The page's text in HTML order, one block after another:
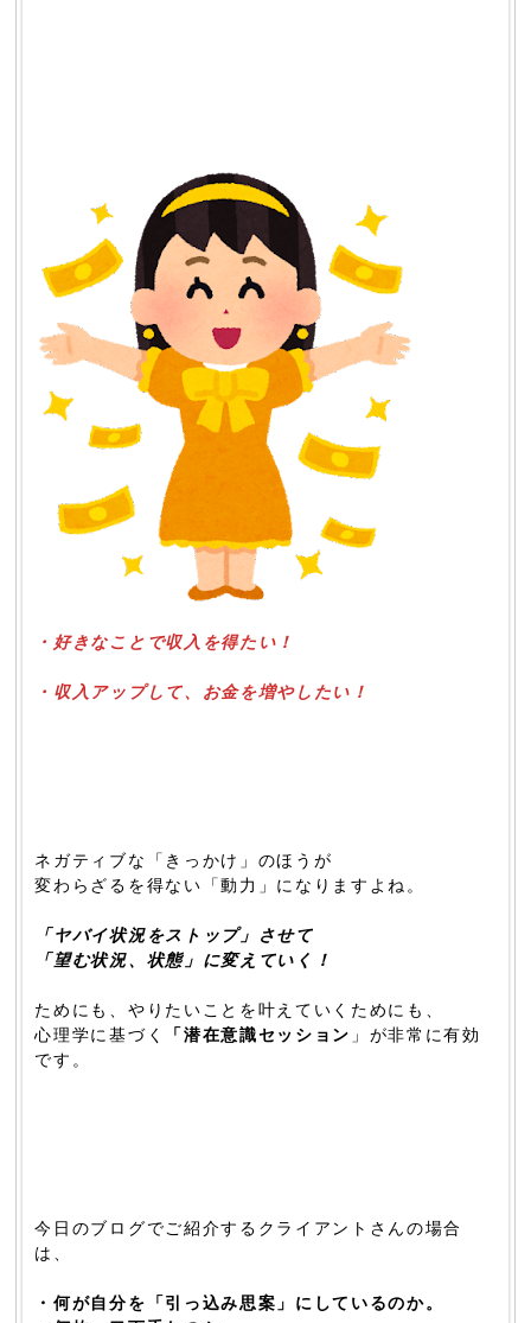
・好きなことで収入を得たい！
・収入アップして、お金を増やしたい！
ネガティブな「きっかけ」のほうが
変わらざるを得ない「動力」になりますよね。
「ヤバイ状況をストップ」させて
「望む状況、状態」に変えていく！
ためにも、やりたいことを叶えていくためにも、
心理学に基づく
「潜在意識セッション 」が非常に有効
です。
今日のブログでご紹介するクライアントさんの場合
は、
・何が自分を「引っ込み思案」にしているのか。